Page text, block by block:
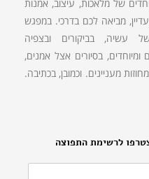
לרשימת התפוצה
של מלאכות, עיצוב, אמנות
מביאה לכם בדרכי. במפגש
עשיה, בביקורים ובצפיה
ומיוחדים, בסיורים אצל אמנים,
מעניינים. וכמובן, בכתיבה.